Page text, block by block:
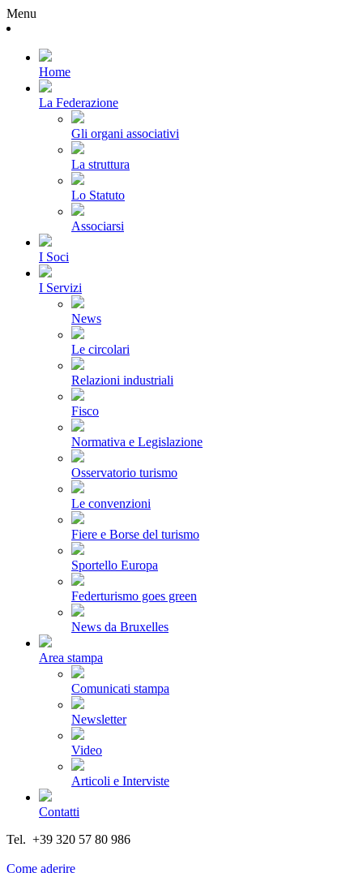
Menu
Home
La Federazione
Gli organi associativi
La struttura
Lo Statuto
Associarsi
I Soci
I Servizi
News
Le circolari
Relazioni industriali
Fisco
Normativa e Legislazione
Osservatorio turismo
Le convenzioni
Fiere e Borse del turismo
Sportello Europa
Federturismo goes green
News da Bruxelles
Area stampa
Comunicati stampa
Newsletter
Video
Articoli e Interviste
Contatti
Tel. +39 320 57 80 986
Come aderire